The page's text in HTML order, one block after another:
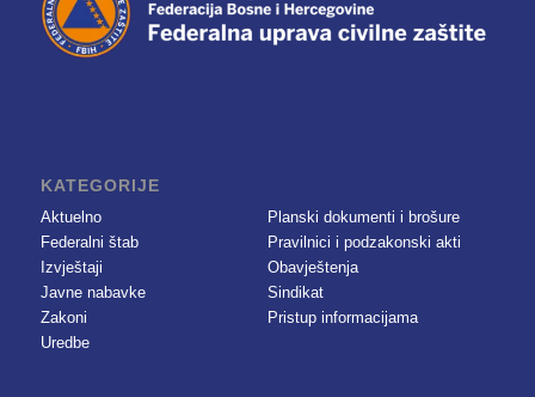
KATEGORIJE
Aktuelno
Federalni štab
Izvještaji
Javne nabavke
Zakoni
Uredbe
Planski dokumenti i brošure
Pravilnici i podzakonski akti
Obavještenja
Sindikat
Pristup informacijama